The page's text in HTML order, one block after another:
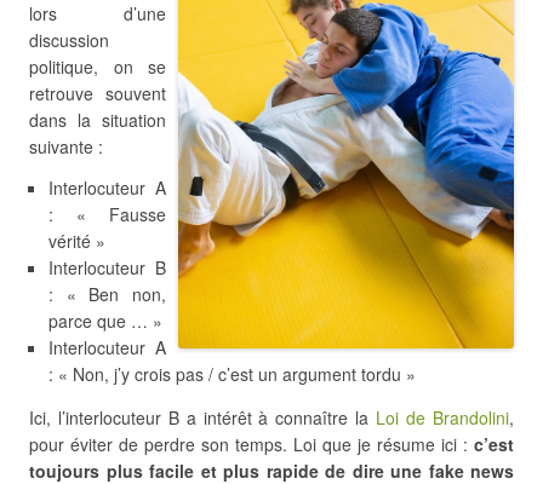
lors d’une
discussion
politique, on se
retrouve souvent
dans la situation
suivante :
Interlocuteur A
: « Fausse
vérité »
Interlocuteur B
: « Ben non,
parce que … »
Interlocuteur A
: « Non, j’y crois pas / c’est un argument tordu »
Ici, l’interlocuteur B a intérêt à connaître la Loi de Brandolini,
pour éviter de perdre son temps. Loi que je résume ici : c’est
toujours plus facile et plus rapide de dire une fake news